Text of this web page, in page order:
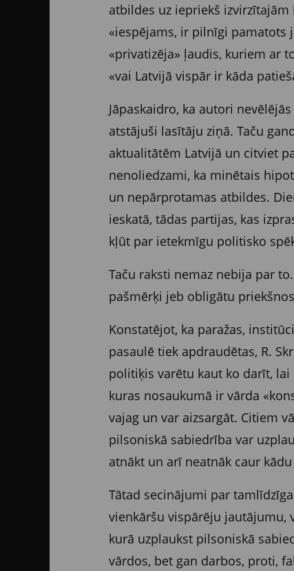
atbildes uz iepriekš
«iespējams, ir pilnīgi pamatots
«privatizēja» ļaudis, kuriem ar
«vai Latvijā vispār ir kāda
Jāpaskaidro, ka autori
atstājuši lasītāju ziņā. Taču
aktualitātēm Latvijā un citviet
nenoliedzami, ka minētais
un nepārprotamas atbildes.
ieskatā, tādas partijas, kas
kļūt par ietekmīgu politisko
Taču raksti nemaz nebija par
pašmērķi jeb obligātu
Konstatējot, ka paražas,
pasaulē tiek apdraudētas, R.
politiķis varētu kaut ko darīt,
kuras nosaukumā ir vārda
vajag un var aizsargāt. Citiem
pilsoniskā sabiedrība var
atnākt un arī neatnāk caur
Tātad secinājumi par
vienkāršu vispārēju jautājumu,
kurā uzplaukst pilsoniskā
vārdos, bet gan darbos, proti,